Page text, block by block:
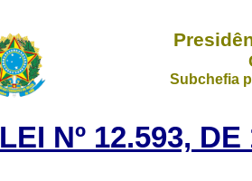
Subchefia
LEI Nº 12.593,